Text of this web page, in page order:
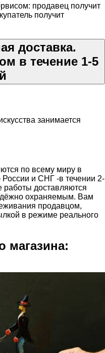
продавец получит
получит
доставка.
в течение 1-5
занимается
по всему миру в
России и СНГ -в течении 2-
работы доставляются
охраняемым. Вам
продавцом,
в режиме реального
магазина: